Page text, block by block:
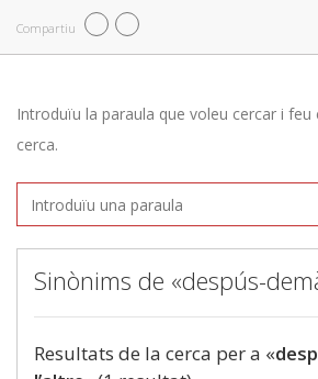
Compartiu
Introduïu la paraula que voleu cercar i feu
cerca.
Sinònims de «despús-
Resultats de la cerca per a «